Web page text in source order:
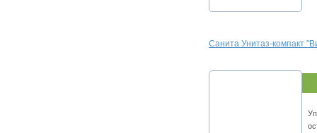
Санита Унитаз-компакт